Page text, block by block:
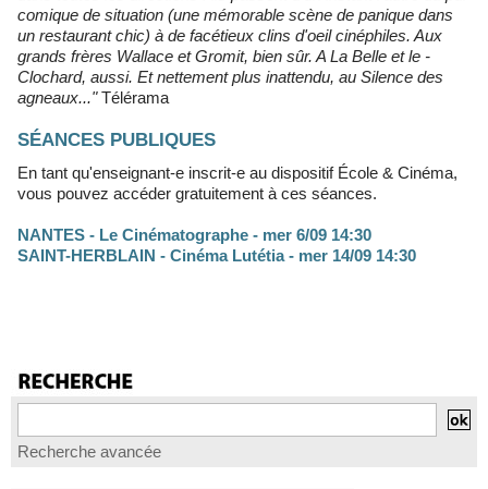
comique de situation (une mémorable scène de panique dans
un restaurant chic) à de facétieux clins d'oeil cinéphiles. Aux
grands frères Wallace et Gromit, bien sûr. A La Belle et le ­
Clochard, aussi. Et nettement plus inattendu, au Silence des
agneaux..."Télérama
SÉANCES PUBLIQUES
En tant qu'enseignant-e inscrit-e au dispositif École & Cinéma,
vous pouvez accéder gratuitement à ces séances.
NANTES - Le Cinématographe - mer 6/09 14:30
SAINT-HERBLAIN - Cinéma Lutétia - mer 14/09 14:30
Recherche avancée